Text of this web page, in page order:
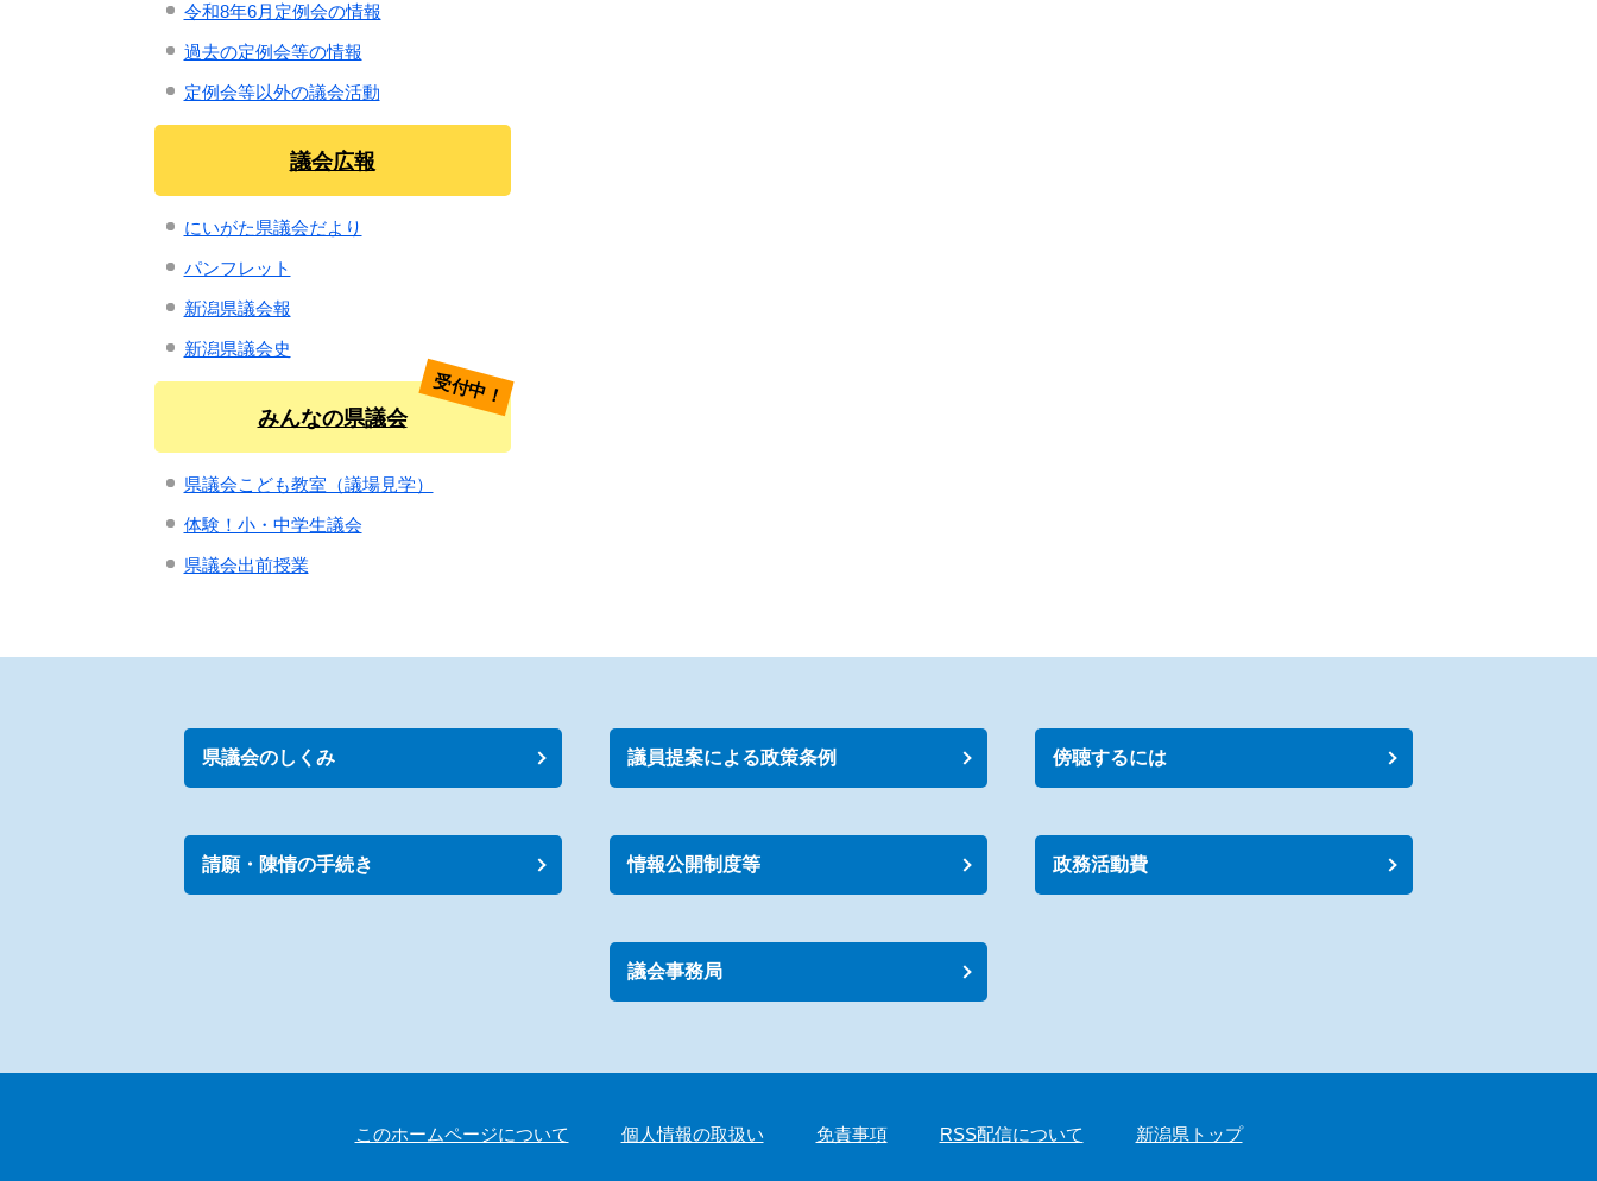
令和8年6月定例会の情報
過去の定例会等の情報
定例会等以外の議会活動
議会広報
にいがた県議会だより
パンフレット
新潟県議会報
新潟県議会史
みんなの県議会
受付中！
県議会こども教室（議場見学）
体験！小・中学生議会
県議会出前授業
県議会のしくみ 議員提案による政策条例 傍聴するには
請願・陳情の手続き 情報公開制度等 政務活動費
議会事務局
このホームページについて 個人情報の取扱い 免責事項 RSS配信について 新潟県トップ